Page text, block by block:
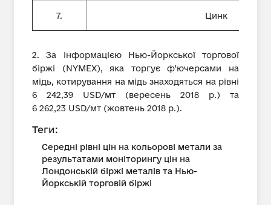
7. Цинк
2. За інформацією Нью-Йоркської торгової
біржі (NYMEX), яка торгує ф’ючерсами на
мідь, котирування на мідь знаходяться на рівні
6 242,39 USD/мт (вересень 2018 р.) та
6 262,23 USD/мт (жовтень 2018 р.).
Теги:
Середні рівні цін на кольорові метали за
результатами моніторингу цін на
Лондонській біржі металів та Нью-
Йоркській торговій біржі